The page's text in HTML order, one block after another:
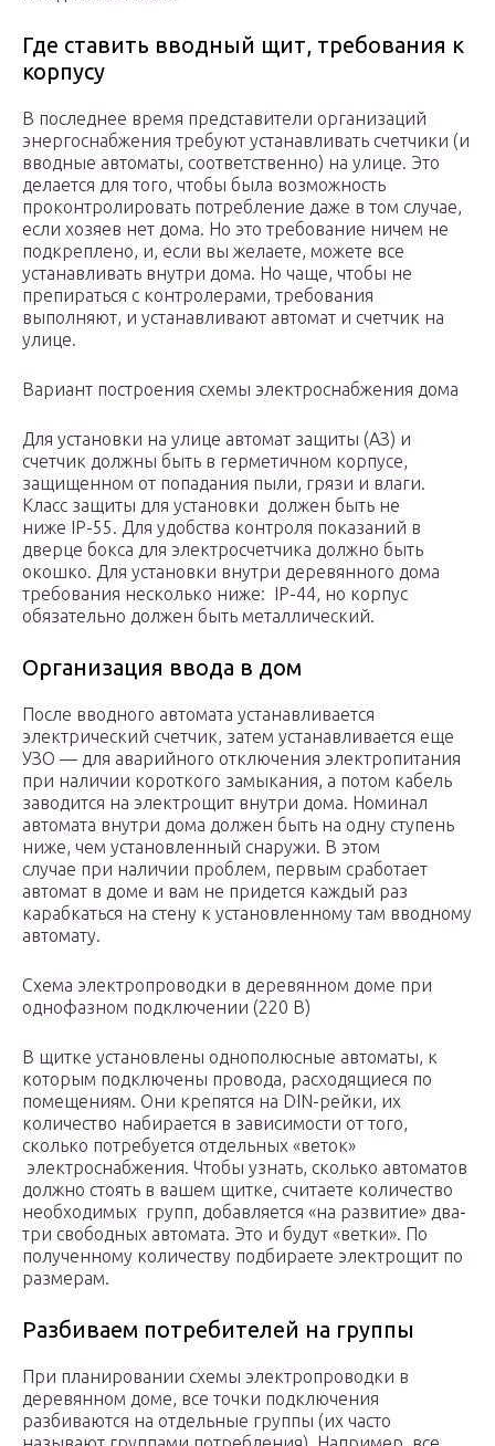
Где ставить вводный щит, требования к
корпусу
В последнее время представители организаций
энергоснабжения требуют устанавливать счетчики (и
вводные автоматы, соответственно) на улице. Это
делается для того, чтобы была возможность
проконтролировать потребление даже в том случае,
если хозяев нет дома. Но это требование ничем не
подкреплено, и, если вы желаете, можете все
устанавливать внутри дома. Но чаще, чтобы не
препираться с контролерами, требования
выполняют, и устанавливают автомат и счетчик на
улице.
Вариант построения схемы электроснабжения дома
Для установки на улице автомат защиты (АЗ) и
счетчик должны быть в герметичном корпусе,
защищенном от попадания пыли, грязи и влаги.
Класс защиты для установки должен быть не
ниже IP-55. Для удобства контроля показаний в
дверце бокса для электросчетчика должно быть
окошко. Для установки внутри деревянного дома
требования несколько ниже: IP-44, но корпус
обязательно должен быть металлический.
Организация ввода в дом
После вводного автомата устанавливается
электрический счетчик, затем устанавливается еще
УЗО — для аварийного отключения электропитания
при наличии короткого замыкания, а потом кабель
заводится на электрощит внутри дома. Номинал
автомата внутри дома должен быть на одну ступень
ниже, чем установленный снаружи. В этом
случае при наличии проблем, первым сработает
автомат в доме и вам не придется каждый раз
карабкаться на стену к установленному там вводному
автомату.
Схема электропроводки в деревянном доме при
однофазном подключении (220 В)
В щитке установлены однополюсные автоматы, к
которым подключены провода, расходящиеся по
помещениям. Они крепятся на DIN-рейки, их
количество набирается в зависимости от того,
сколько потребуется отдельных «веток»
электроснабжения. Чтобы узнать, сколько автоматов
должно стоять в вашем щитке, считаете количество
необходимых групп, добавляется «на развитие» два-
три свободных автомата. Это и будут «ветки». По
полученному количеству подбираете электрощит по
размерам.
Разбиваем потребителей на группы
При планировании схемы электропроводки в
деревянном доме, все точки подключения
разбиваются на отдельные группы (их часто